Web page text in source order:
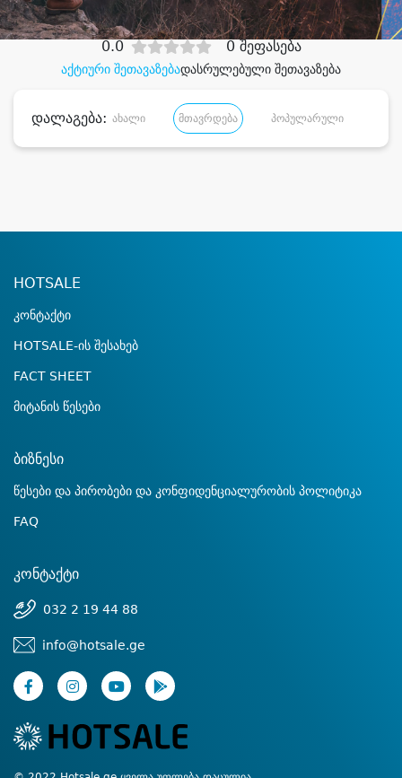
აქტიური შეთავაზებადასრულებული შეთავაზება
0.0 0 შეფასება
დალაგება: ახალი მთავრდება პოპულარული
HOTSALE
კონტაქტი
HOTSALE-ის შესახებ
FACT SHEET
მიტანის წესები
ბიზნესი
წესები და პირობები და კონფიდენციალურობის პოლიტიკა
FAQ
კონტაქტი
032 2 19 44 88
info@hotsale.ge